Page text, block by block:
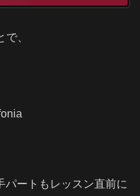
、
パートもレッスン直前に